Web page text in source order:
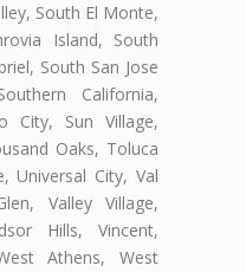
South El Monte,
Island, South
South San Jose
California,
City, Sun Village,
Oaks, Toluca
Universal City, Val
Valley Village,
Hills, Vincent,
Athens, West